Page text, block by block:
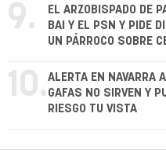
9.
EL ARZOBISPADO DE
BAI Y EL PSN Y PIDE
UN PÁRROCO SOBRE
10.ALERTA EN NAVARRA
GAFAS NO SIRVEN Y
RIESGO TU VISTA